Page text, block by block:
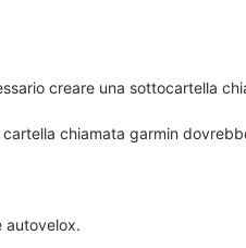
creare una sottocartella
chiamata garmin
autovelox.